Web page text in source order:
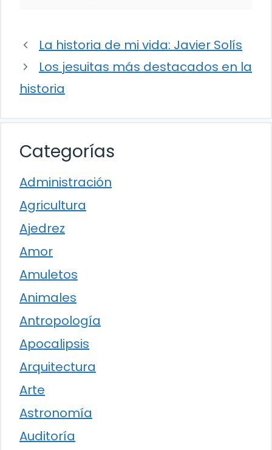
La historia de mi vida: Javier Solís
Los jesuitas más destacados en la
historia
Categorías
Administración
Agricultura
Ajedrez
Amor
Amuletos
Animales
Antropología
Apocalipsis
Arquitectura
Arte
Astronomía
Auditoría